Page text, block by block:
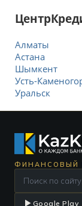
Алматы
Астана
Шымкент
Усть-
Уральск
ФИНАНСОВЫЙ
Google Play